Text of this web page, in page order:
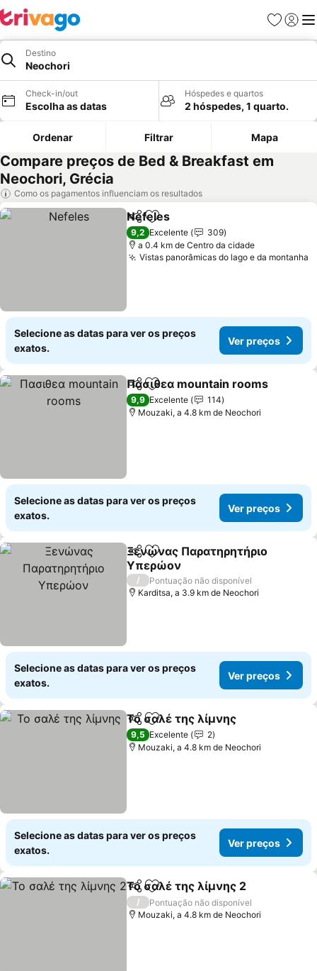
Favoritos
Iniciar
Destino
Neochori
Check-in/out
Escolha as datas
Hóspedes e quartos
2 hóspedes, 1 quarto.
Ordenar Filtrar Mapa
Compare preços de Bed & Breakfast em
Neochori, Grécia
Como os pagamentos influenciam os resultados
PartilharAdicionar aos favoritos
Nefeles
9,2 Excelente
309
a 0.4 km de Centro da cidade
Vistas panorâmicas do lago e da montanha
Selecione as datas para ver os preços
exatos.
Ver preços
PartilharAdicionar aos favoritos
Πασιθεα mountain rooms
9,9 Excelente
114
Mouzaki, a 4.8 km de Neochori
Selecione as datas para ver os preços
exatos.
Ver preços
PartilharAdicionar aos favoritos
Ξενώνας Παρατηρητήριο
Υπερώον
/
Pontuação não disponível
Karditsa, a 3.9 km de Neochori
Selecione as datas para ver os preços
exatos.
Ver preços
PartilharAdicionar aos favoritos
Το σαλέ της λίμνης
9,5 Excelente
2
Mouzaki, a 4.8 km de Neochori
Selecione as datas para ver os preços
exatos.
Ver preços
PartilharAdicionar aos favoritos
To σαλέ της λίμνης 2
/
Pontuação não disponível
Mouzaki, a 4.8 km de Neochori